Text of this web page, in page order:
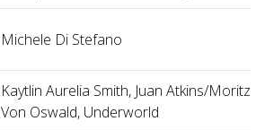
Michele Di Stefano
Kaytlin Aurelia Smith, Juan Atkins/Moritz
Von Oswald, Underworld